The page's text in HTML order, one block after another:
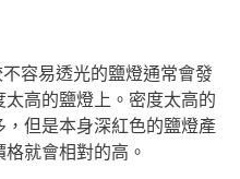
容易透光的鹽燈通常會發
高的鹽燈上。密度太高的
但是本身深紅色的鹽燈產
就會相對的高。